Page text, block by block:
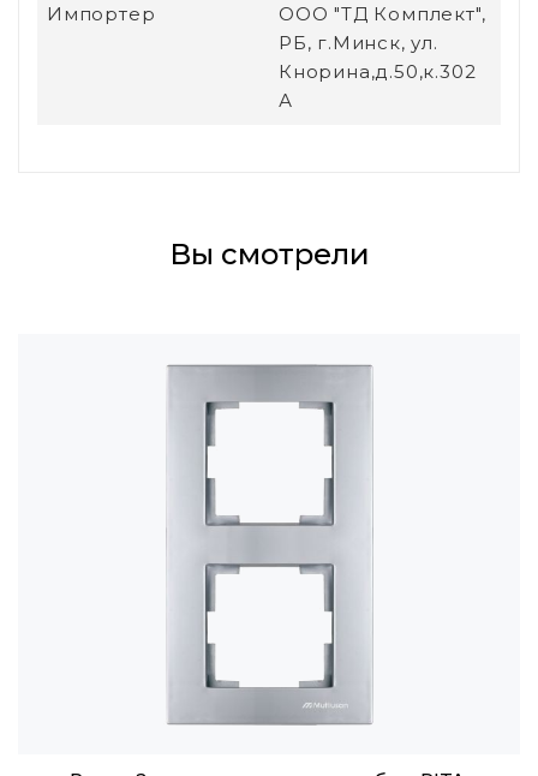
Импортер
ООО "ТД Комплект",
РБ, г.Минск, ул.
Кнорина,д.50,к.302
А
Вы смотрели